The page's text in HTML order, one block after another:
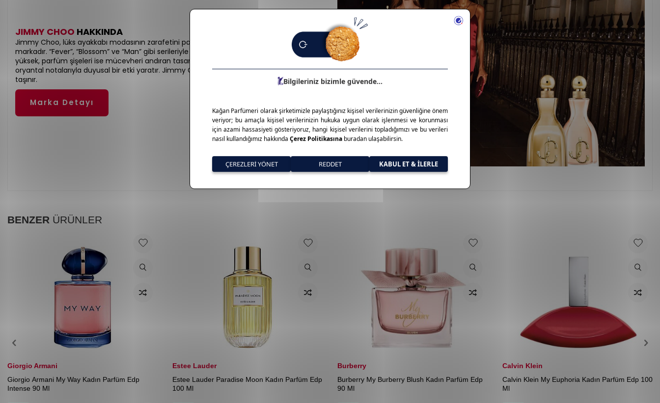
JIMMY CHOO HAKKINDA
Jimmy Choo, lüks ayakkabı modasının zarafetini parfümlerine taşıyan sofistike bir
markadır. “Fever”, “Blossom” ve “Man” gibi serileriyle kadınsı ve çekici kokular sunar. Kalıcılığı
yüksek, parfüm şişeleri ise mücevheri andıran tasarımlara sahiptir. Çiçeksi, meyvemsi ve
oryantal notalarıyla duyusal bir etki yaratır. Jimmy Choo ile koku bir lüks aksesuar gibi
taşınır.
Marka Detayı
BENZER ÜRÜNLER
Giorgio Armani
Giorgio Armani My Way Kadın Parfüm Edp
Intense 90 Ml
Estee Lauder
Estee Lauder Paradise Moon Kadın Parfüm Edp
100 Ml
Burberry
Burberry My Burberry Blush Kadın Parfüm Edp
90 Ml
Calvin Klein
Calvin Klein My Euphoria Kadın Parfüm Edp 100
Ml